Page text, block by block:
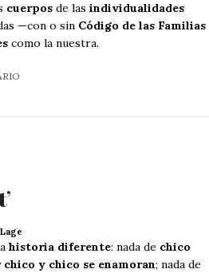
cuerpos de las individualidades
—con o sin Código de las Familias
como la nuestra.
historia diferente: nada de chico
chico y chico se enamoran; nada de